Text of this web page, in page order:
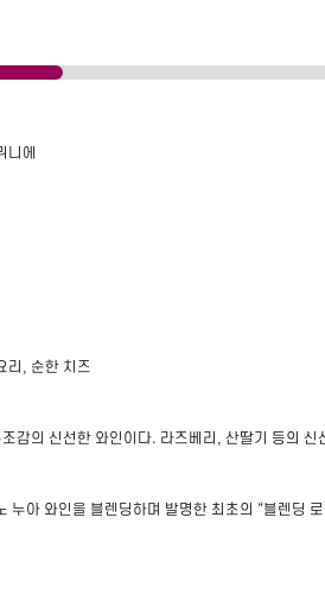
니에
리, 순한 치즈
감의 신선한 와인이다. 라즈베리, 산딸기 등의
누아 와인을 블렌딩하며 발명한 최초의 “블렌딩